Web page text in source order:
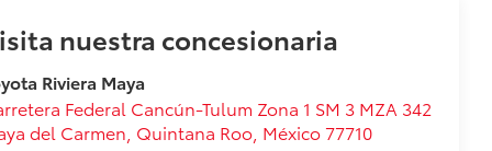
nuestra concesionaria
Riviera Maya
Federal Cancún-Tulum Zona 1 SM 3 MZA 342
del Carmen Quintana Roo , México77710